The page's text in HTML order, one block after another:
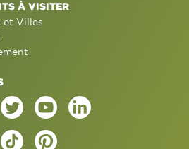
À VISITER
et Villes